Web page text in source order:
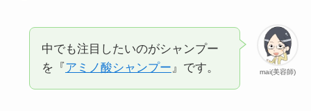
mai(美容師)
中でも注目したいのがシャンプー
を『アミノ酸シャンプー』です。